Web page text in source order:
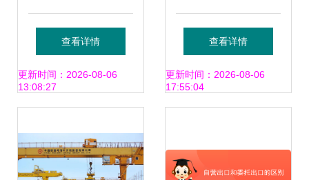
专线双清 高效货物
进出口服务全解析
查看详情
更新时间：2026-08-06
13:08:27
大闸蟹“飞向”全球
单日4吨创今年蟹
查看详情
更新时间：2026-08-06
17:55:04